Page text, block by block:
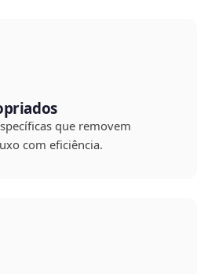
que removem
com eficiência.